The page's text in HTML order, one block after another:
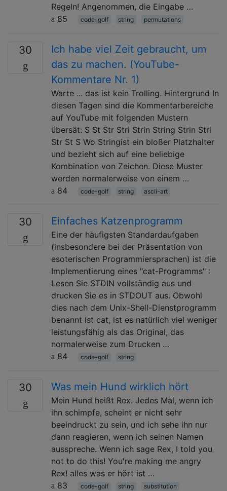
Regeln! Angenommen, die Eingabe …
85
code-golf string permutations
30
Ich habe viel Zeit gebraucht, um
das zu machen. (YouTube-
Kommentare Nr. 1)
Warte ... das ist kein Trolling. Hintergrund In
diesen Tagen sind die Kommentarbereiche
auf YouTube mit folgenden Mustern
übersät: S St Str Stri Strin String Strin Stri
Str St S Wo Stringist ein bloßer Platzhalter
und bezieht sich auf eine beliebige
Kombination von Zeichen. Diese Muster
werden normalerweise von einem …
84
code-golf string ascii-art
30 Einfaches Katzenprogramm
Eine der häufigsten Standardaufgaben
(insbesondere bei der Präsentation von
esoterischen Programmiersprachen) ist die
Implementierung eines "cat-Programms" :
Lesen Sie STDIN vollständig aus und
drucken Sie es in STDOUT aus. Obwohl
dies nach dem Unix-Shell-Dienstprogramm
benannt ist cat, ist es natürlich viel weniger
leistungsfähig als das Original, das
normalerweise zum Drucken …
84
code-golf string
30 Was mein Hund wirklich hört
Mein Hund heißt Rex. Jedes Mal, wenn ich
ihn schimpfe, scheint er nicht sehr
beeindruckt zu sein, und ich sehe ihn nur
dann reagieren, wenn ich seinen Namen
ausspreche. Wenn ich sage Rex, I told you
not to do this! You're making me angry
Rex! alles was er hört ist …
83
code-golf string substitution